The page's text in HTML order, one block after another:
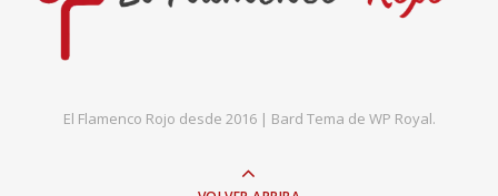
El Flamenco Rojo desde 2016 | Bard Tema de WP Royal.